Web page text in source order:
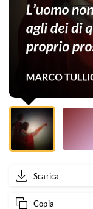
dei
quando
fa
del
bene
al
proprio
Scarica
Copia